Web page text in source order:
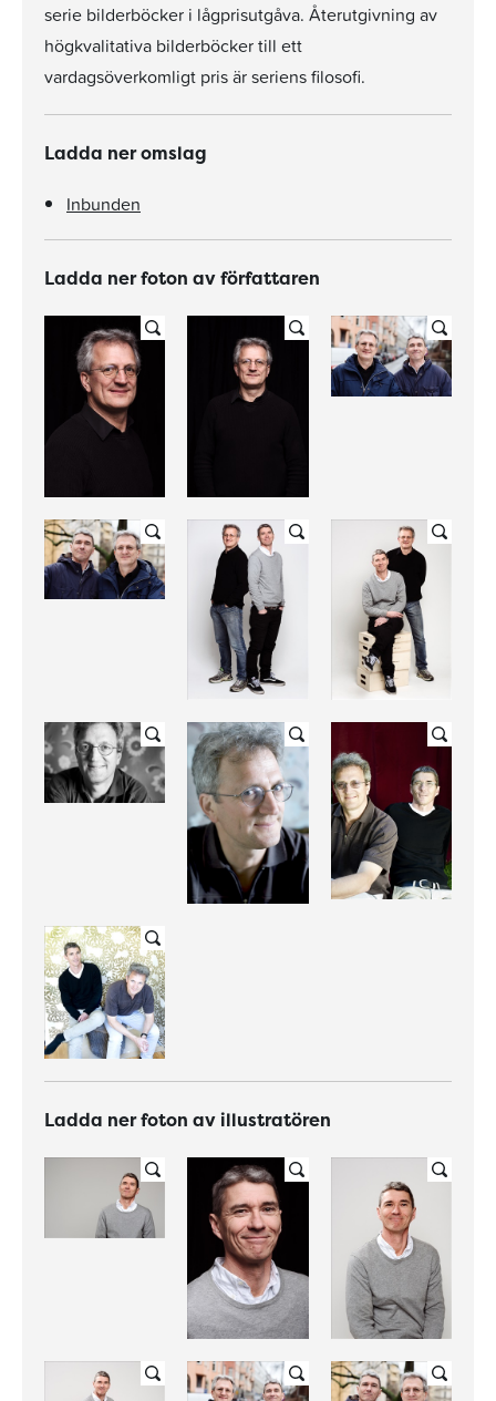
serie bilderböcker i lågprisutgåva. Återutgivning av
högkvalitativa bilderböcker till ett
vardagsöverkomligt pris är seriens filosofi.
Ladda ner omslag
Inbunden
Ladda ner foton av författaren
Ladda ner foton av illustratören